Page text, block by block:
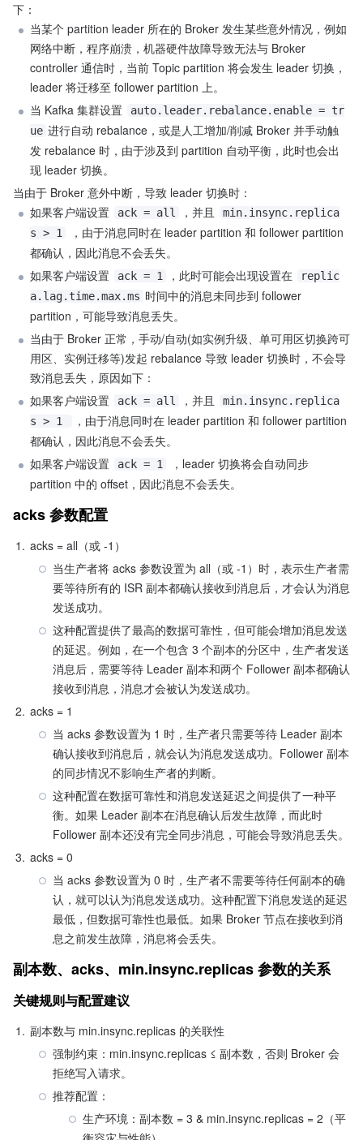
下：
当某个 partition leader 所在的 Broker 发生某些意外情况，例如
网络中断，程序崩溃，机器硬件故障导致无法与 Broker
controller 通信时，当前 Topic partition 将会发生 leader 切换，
leader 将迁移至 follower partition 上。
当 Kafka 集群设置
auto.leader.rebalance.enable = tr
ue 进行自动 rebalance，或是人工增加/削减 Broker 并手动触
发 rebalance 时，由于涉及到 partition 自动平衡，此时也会出
现 leader 切换。
当由于 Broker 意外中断，导致 leader 切换时：
如果客户端设置
ack = all ，并且
min.insync.replica
s > 1
，由于消息同时在 leader partition 和 follower partition
都确认，因此消息不会丢失。
如果客户端设置
ack = 1 ，此时可能会出现设置在
replic
a.lag.time.max.ms 时间中的消息未同步到 follower
partition，可能导致消息丢失。
当由于 Broker 正常，手动/自动(如实例升级、单可用区切换跨可
用区、实例迁移等)发起 rebalance 导致 leader 切换时，不会导
致消息丢失，原因如下：
如果客户端设置
ack = all ，并且
min.insync.replica
s > 1
，由于消息同时在 leader partition 和 follower partition
都确认，因此消息不会丢失。
如果客户端设置
ack = 1
，leader 切换将会自动同步
partition 中的 offset，因此消息不会丢失。
acks 参数配置
1. acks = all（或 -1）​​
当生产者将 acks 参数设置为 all（或 -1）时，表示生产者需
要等待所有的 ISR 副本都确认接收到消息后，才会认为消息
发送成功。
这种配置提供了最高的数据可靠性，但可能会增加消息发送
的延迟。例如，在一个包含 3 个副本的分区中，生产者发送
消息后，需要等待 Leader 副本和两个 Follower 副本都确认
接收到消息，消息才会被认为发送成功。
2. ​acks = 1​
当 acks 参数设置为 1 时，生产者只需要等待 Leader 副本
确认接收到消息后，就会认为消息发送成功。Follower 副本
的同步情况不影响生产者的判断。
这种配置在数据可靠性和消息发送延迟之间提供了一种平
衡。如果 Leader 副本在消息确认后发生故障，而此时
Follower 副本还没有完全同步消息，可能会导致消息丢失。
3. ​acks = 0​
当 acks 参数设置为 0 时，生产者不需要等待任何副本的确
认，就可以认为消息发送成功。这种配置下消息发送的延迟
最低，但数据可靠性也最低。如果 Broker 节点在接收到消
息之前发生故障，消息将会丢失。
副本数、acks、min.insync.replicas 参数的关系
关键规则与配置建议
1. ​副本数与 min.insync.replicas 的关联性​
​强制约束​：min.insync.replicas ≤ 副本数，否则 Broker 会
拒绝写入请求。
​推荐配置​：
生产环境：副本数 = 3 & min.insync.replicas = 2（平